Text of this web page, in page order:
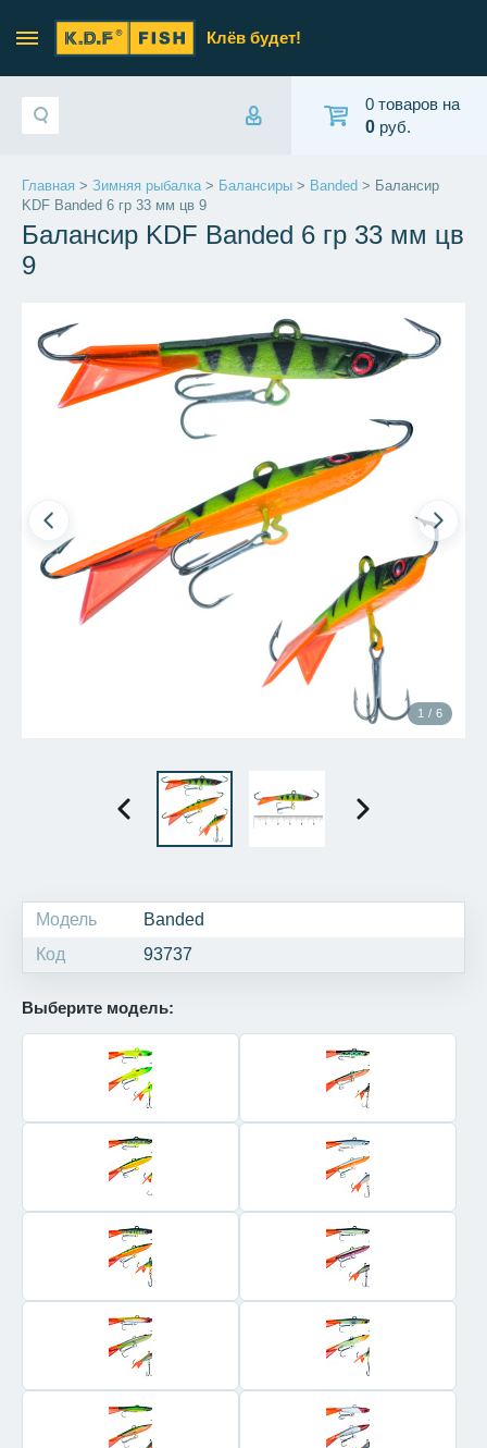
Клёв будет!
0 товаров на
0 руб.
Главная > Зимняя рыбалка> Балансиры > Banded > Балансир
KDF Banded 6 гр 33 мм цв 9
Балансир KDF Banded 6 гр 33 мм цв
9
1 / 6
Модель
Banded
Код
93737
Выберите модель: